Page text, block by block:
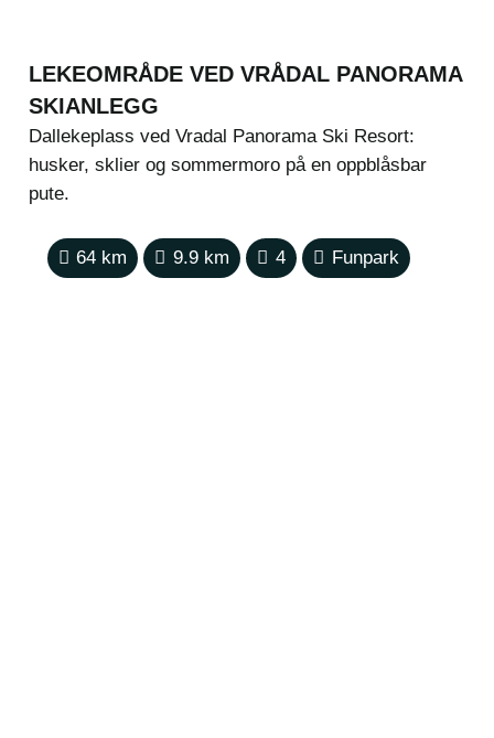
LEKEOMRÅDE VED VRÅDAL PANORAMA
SKIANLEGG
Dallekeplass ved Vradal Panorama Ski Resort:
husker, sklier og sommermoro på en oppblåsbar
pute.
64 km 9.9 km 4 Funpark